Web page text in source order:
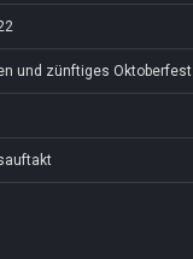
und zünftiges Oktoberfest